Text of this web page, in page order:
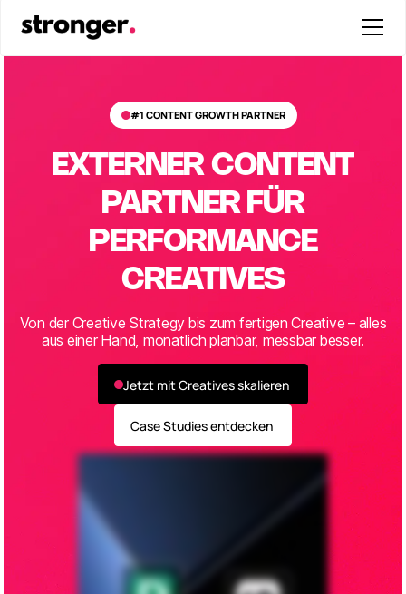
#1 CONTENT GROWTH PARTNER
EXTERNER CONTENT
PARTNER FÜR
PERFORMANCE
CREATIVES
Von der Creative Strategy bis zum fertigen Creative – alles
aus einer Hand, monatlich planbar, messbar besser.
Jetzt mit Creatives skalieren
Case Studies entdecken